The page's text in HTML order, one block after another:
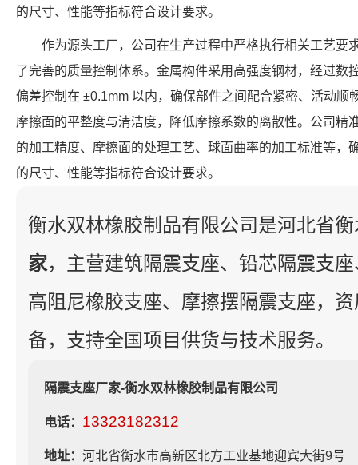
的尺寸、性能等指标符合设计要求。
作为源头工厂，公司在生产过程中严格执行相关工艺要
了完善的质量控制体系。金属构件采用高强度钢材，经过数
偏差控制在 ±0.1mm 以内，确保部件之间配合紧密、活动顺
摩擦面的平整度与清洁度，降低摩擦系数的离散性。公司精
的加工精度、摩擦面的处理工艺、球面曲率的加工标准等，
的尺寸、性能等指标符合设计要求。
衡水双林橡胶制品有限公司是河北省
家，主营建筑隔震支座、铅芯隔震支
高阻尼橡胶支座、摩擦摆隔震支座，
备，支持全国项目供货与技术服务。
隔震支座厂家-衡水双林橡胶制品有限公司
电话： 13323182312
地址： 河北省衡水市高新区北方工业基地迎宾大街9号